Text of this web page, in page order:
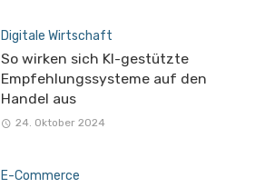
Digitale Wirtschaft
So wirken sich KI-gestützte
Empfehlungssysteme auf den
Handel aus
24. Oktober 2024
E-Commerce